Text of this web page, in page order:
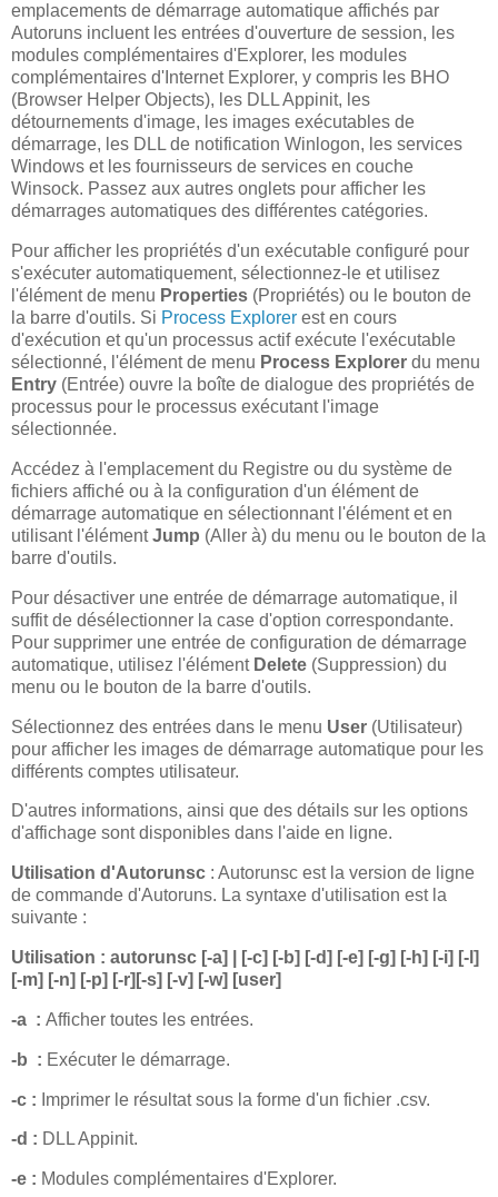
emplacements de démarrage automatique affichés par
Autoruns incluent les entrées d'ouverture de session, les
modules complémentaires d'Explorer, les modules
complémentaires d'Internet Explorer, y compris les BHO
(Browser Helper Objects), les DLL Appinit, les
détournements d'image, les images exécutables de
démarrage, les DLL de notification Winlogon, les services
Windows et les fournisseurs de services en couche
Winsock. Passez aux autres onglets pour afficher les
démarrages automatiques des différentes catégories.
Pour afficher les propriétés d'un exécutable configuré pour
s'exécuter automatiquement, sélectionnez-le et utilisez
l'élément de menu Properties (Propriétés) ou le bouton de
la barre d'outils. Si Process Explorer est en cours
d'exécution et qu'un processus actif exécute l'exécutable
sélectionné, l'élément de menu Process Explorer du menu
Entry (Entrée) ouvre la boîte de dialogue des propriétés de
processus pour le processus exécutant l'image
sélectionnée.
Accédez à l'emplacement du Registre ou du système de
fichiers affiché ou à la configuration d'un élément de
démarrage automatique en sélectionnant l'élément et en
utilisant l'élémentJump (Aller à) du menu ou le bouton de la
barre d'outils.
Pour désactiver une entrée de démarrage automatique, il
suffit de désélectionner la case d'option correspondante.
Pour supprimer une entrée de configuration de démarrage
automatique, utilisez l'élément Delete (Suppression) du
menu ou le bouton de la barre d'outils.
Sélectionnez des entrées dans le menu User (Utilisateur)
pour afficher les images de démarrage automatique pour les
différents comptes utilisateur.
D'autres informations, ainsi que des détails sur les options
d'affichage sont disponibles dans l'aide en ligne.
Utilisation d'Autorunsc : Autorunsc est la version de ligne
de commande d'Autoruns. La syntaxe d'utilisation est la
suivante :
Utilisation : autorunsc [-a] | [-c] [-b] [-d] [-e] [-g] [-h] [-i] [-l]
[-m] [-n] [-p] [-r][-s] [-v] [-w] [user]
-a : Afficher toutes les entrées.
-b : Exécuter le démarrage.
-c : Imprimer le résultat sous la forme d'un fichier .csv.
-d : DLL Appinit.
-e : Modules complémentaires d'Explorer.